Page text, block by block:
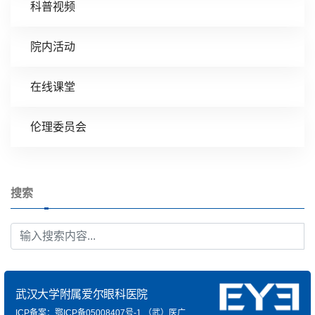
科普视频
院内活动
在线课堂
伦理委员会
搜索
武汉大学附属爱尔眼科医院
ICP备案：鄂ICP备05008407号-1 （武）医广